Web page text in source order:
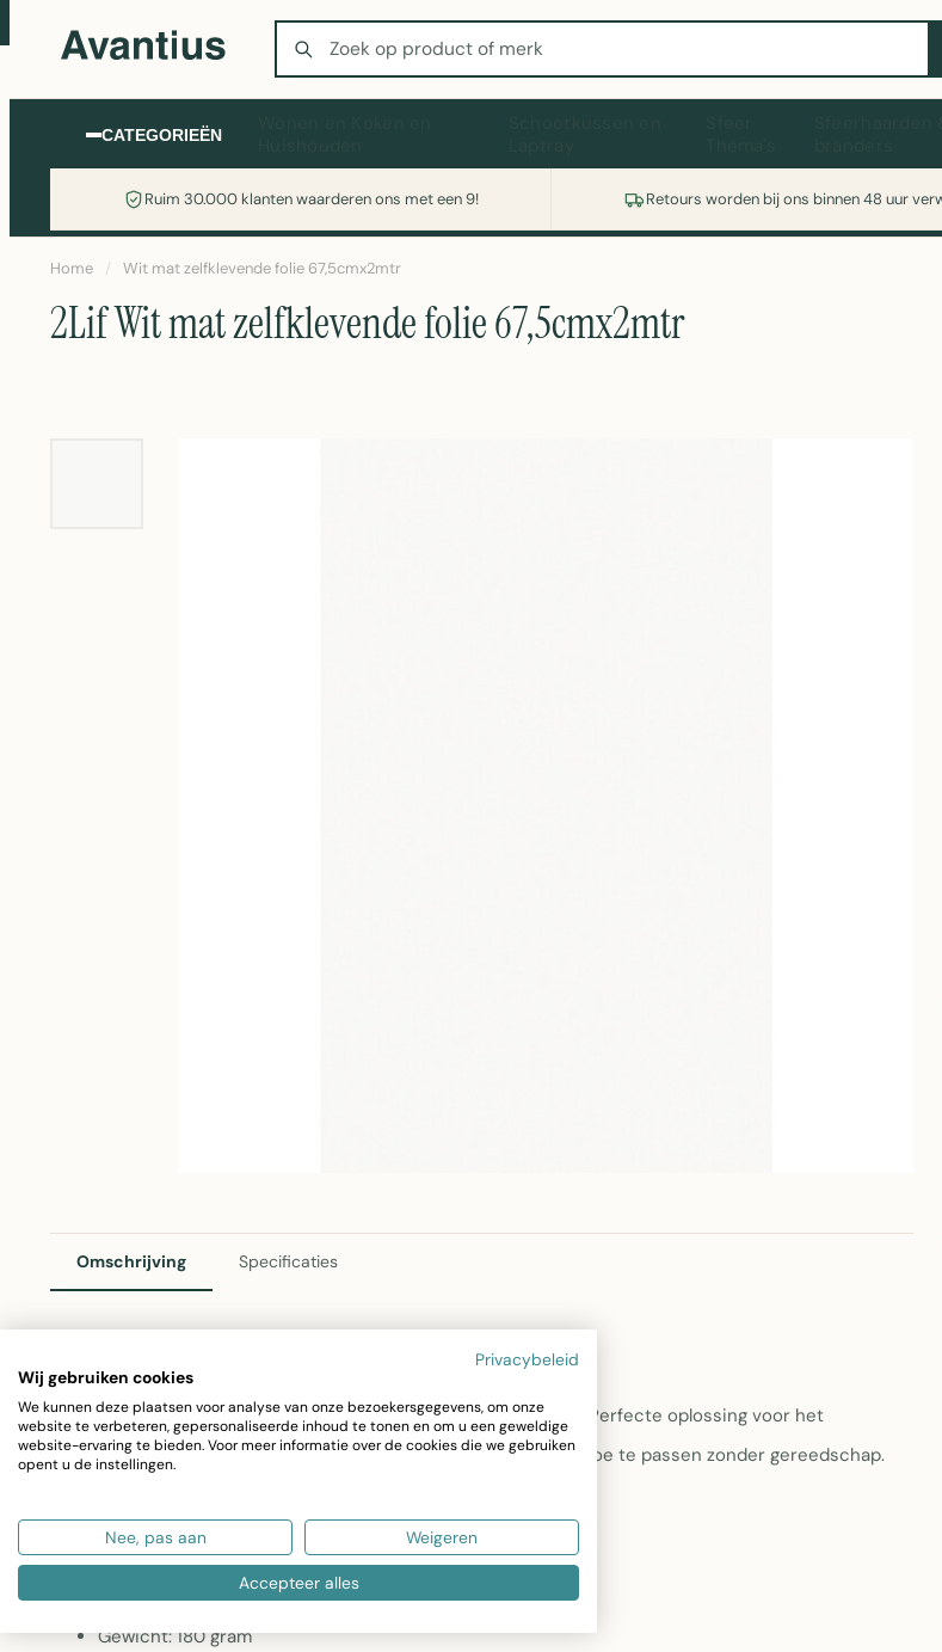
Zoeken
CATEGORIEËN
Ruim 30.000 klanten waarderen ons met een 9! Retours worden bij ons binnen 48 uur
Wasmachine of koelkast nodig? Vergelijk alle prijzen op
Home / Wit mat zelfklevende folie 67,5cmx2mtr
2Lif Wit mat zelfklevende folie 67,5cmx2mtr
Omschrijving Specificaties
2Lif Wit Mat Zelfklevende Folie 67,5cm x 2m
Hoogwaardige zelfklevende decoratiefolie met matte afwerking. Perfecte oplossing voor het
verfraaien van ramen, kasten, meubels en wanden. Gemakkelijk toe te passen zonder gereedschap.
Afmetingen: 67,5cm x 2 meter
Materiaal: PVC
Afwerking: Mat wit
Zelfklevend - eenvoudig aan te brengen
Gewicht: 180 gram
Privacybeleid
Wij gebruiken cookies
We kunnen deze plaatsen voor analyse van onze bezoekersgegevens, om onze
website te verbeteren, gepersonaliseerde inhoud te tonen en om u een geweldige
website-ervaring te bieden. Voor meer informatie over de cookies die we gebruiken
opent u de instellingen.
Nee, pas aan Weigeren
Accepteer alles